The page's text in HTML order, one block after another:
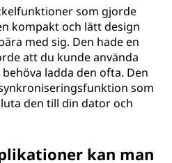
som gjorde
kompakt och lätt design
med sig. Den hade en
att du kunde använda
ladda den ofta. Den
som
den till din dator och
kan man